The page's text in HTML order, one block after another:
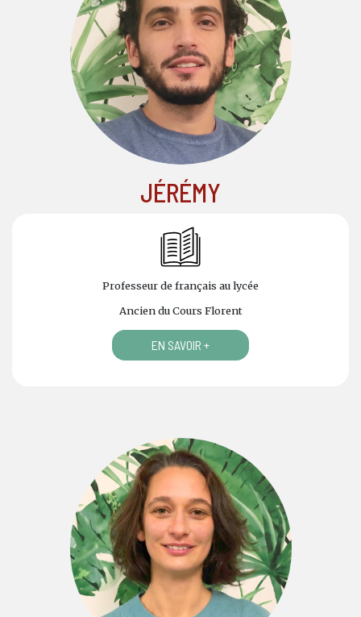
JÉRÉMY
Professeur de français au lycée
Ancien du Cours Florent
EN SAVOIR +